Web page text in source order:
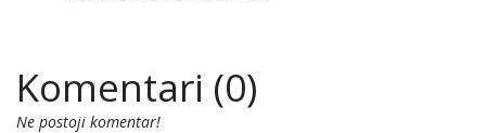
Komentari (0)
Ne postoji komentar!